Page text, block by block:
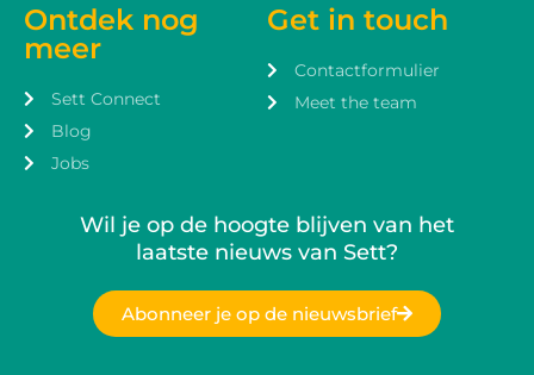
Ontdek nog
meer
Sett Connect
Blog
Jobs
Get in touch
Contactformulier
Meet the team
Wil je op de hoogte blijven van het
laatste nieuws van Sett?
Abonneer je op de nieuwsbrief